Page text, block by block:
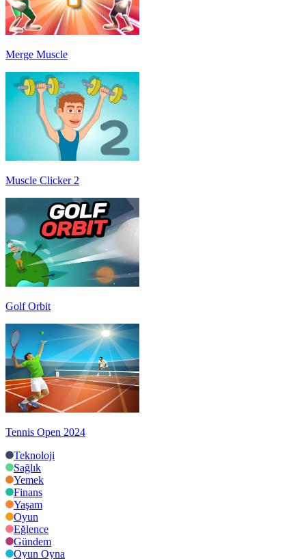
Merge Muscle
Muscle Clicker 2
Golf Orbit
Tennis Open 2024
Teknoloji
Sağlık
Yemek
Finans
Yaşam
Oyun
Eğlence
Gündem
Oyun Oyna